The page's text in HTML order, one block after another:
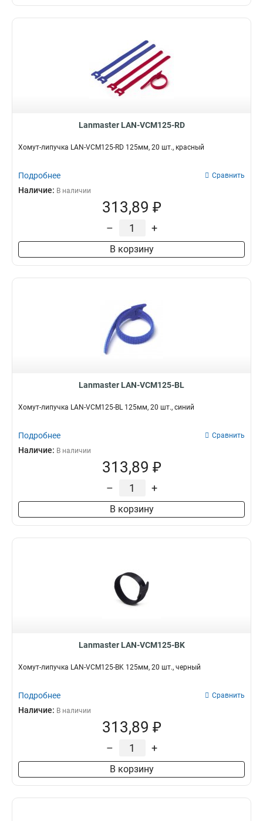
Lanmaster LAN-VCM125-RD
Хомут-липучка LAN-VCM125-RD 125мм, 20 шт., красный
Подробнее Сравнить
Наличие: В наличии
313,89 ₽
– +
В корзину
Lanmaster LAN-VCM125-BL
Хомут-липучка LAN-VCM125-BL 125мм, 20 шт., синий
Подробнее Сравнить
Наличие: В наличии
313,89 ₽
– +
В корзину
Lanmaster LAN-VCM125-BK
Хомут-липучка LAN-VCM125-BK 125мм, 20 шт., черный
Подробнее Сравнить
Наличие: В наличии
313,89 ₽
– +
В корзину